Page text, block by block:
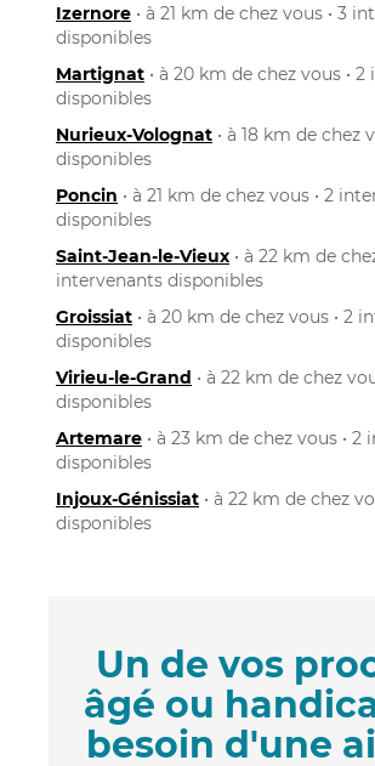
Izernore • à 21 km de chez vous • 3
disponibles
Martignat • à 20 km de chez vous •
disponibles
Nurieux-Volognat • à 18 km de chez
disponibles
Poncin • à 21 km de chez vous • 2
disponibles
Saint-Jean-le-Vieux • à 22 km de
intervenants disponibles
Groissiat • à 20 km de chez vous • 2
disponibles
Virieu-le-Grand • à 22 km de chez
disponibles
Artemare • à 23 km de chez vous •
disponibles
Injoux-Génissiat • à 22 km de chez
disponibles
Un de vos
âgé ou
besoin d'une